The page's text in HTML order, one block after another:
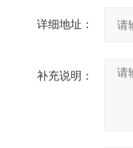
详细地址：
补充说明：